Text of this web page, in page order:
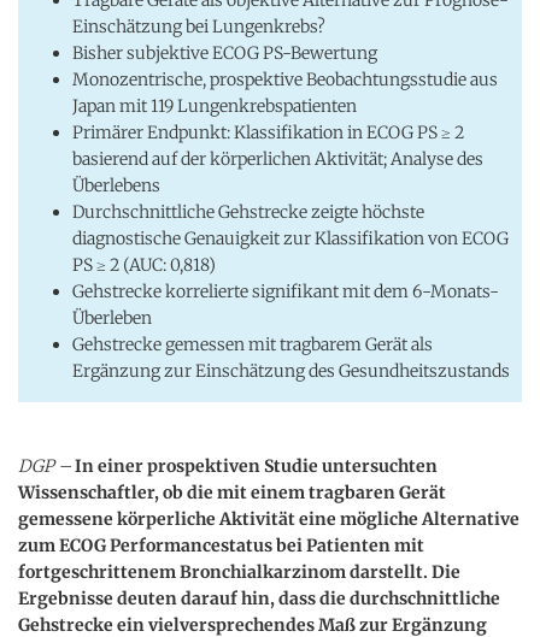
Einschätzung bei Lungenkrebs?
Bisher subjektive ECOG PS-Bewertung
Monozentrische, prospektive Beobachtungsstudie aus
Japan mit 119 Lungenkrebspatienten
Primärer Endpunkt: Klassifikation in ECOG PS ≥ 2
basierend auf der körperlichen Aktivität; Analyse des
Überlebens
Durchschnittliche Gehstrecke zeigte höchste
diagnostische Genauigkeit zur Klassifikation von ECOG
PS ≥ 2 (AUC: 0,818)
Gehstrecke korrelierte signifikant mit dem 6-Monats-
Überleben
Gehstrecke gemessen mit tragbarem Gerät als
Ergänzung zur Einschätzung des Gesundheitszustands
DGP –In einer prospektiven Studie untersuchten
Wissenschaftler, ob die mit einem tragbaren Gerät
gemessene körperliche Aktivität eine mögliche Alternative
zum ECOG Performancestatus bei Patienten mit
fortgeschrittenem Bronchialkarzinom darstellt. Die
Ergebnisse deuten darauf hin, dass die durchschnittliche
Gehstrecke ein vielversprechendes Maß zur Ergänzung